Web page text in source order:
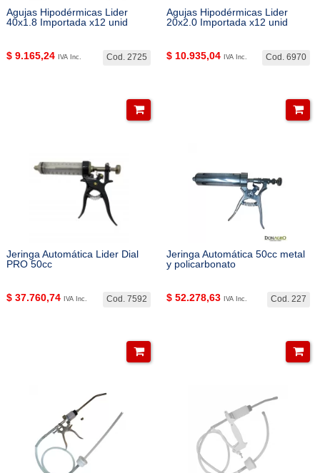
Agujas Hipodérmicas Lider
40x1.8 Importada x12 unid
Cod. 2725
$ 9.165,24 IVA Inc.
Agujas Hipodérmicas Lider
20x2.0 Importada x12 unid
Cod. 6970
$ 10.935,04 IVA Inc.
Jeringa Automática Lider Dial
PRO 50cc
Cod. 7592
$ 37.760,74 IVA Inc.
Jeringa Automática 50cc metal
y policarbonato
Cod. 227
$ 52.278,63 IVA Inc.